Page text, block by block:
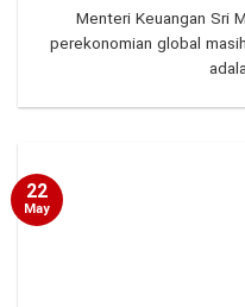
Menteri Keuangan Sri
perekonomian global
22
May